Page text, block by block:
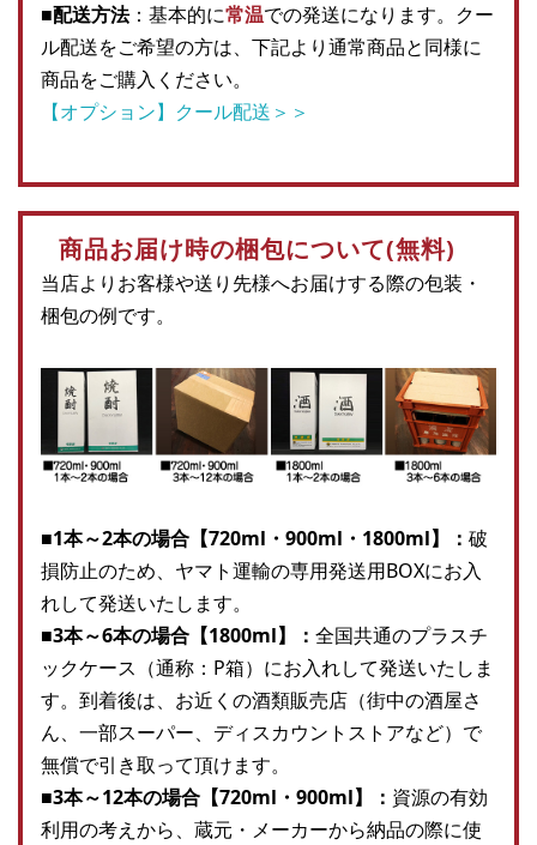
■配送方法：基本的に常温での発送になります。クー
ル配送をご希望の方は、下記より通常商品と同様に
商品をご購入ください。
【オプション】クール配送＞＞
商品お届け時の梱包について(無料)
当店よりお客様や送り先様へお届けする際の包装・
梱包の例です。
■1本～2本の場合【720ml・900ml・1800ml】： 破
損防止のため、ヤマト運輸の専用発送用BOXにお入
れして発送いたします。
■3本～6本の場合【1800ml】： 全国共通のプラスチ
ックケース（通称：P箱）にお入れして発送いたしま
す。到着後は、お近くの酒類販売店（街中の酒屋さ
ん、一部スーパー、ディスカウントストアなど）で
無償で引き取って頂けます。
■3本～12本の場合【720ml・900ml】： 資源の有効
利用の考えから、蔵元・メーカーから納品の際に使